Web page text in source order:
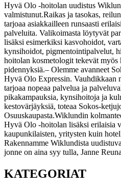
Hyvä Olo -hoitolan uudistus
valmistunut.Raikas ja tasokas,
tarjoaa asiakkailleen runsaasti
palveluita. Valikoimasta löytyvät
lisäksi esimerkiksi kasvohoidot,
kynsihoidot, pigmentointipalvelut,
hoitolan kosmetologit tekevät myös
pidennyksiä.– Olemme avanneet
Hyvä Olo Expressin. Vauhdikkaan
tarjoaa nopeaa palvelua ja
pikakampauksia, kynsihoitoja ja
kestovärjäyksiä, toteaa Sokos-
Osuuskaupasta.Wiklundin
Hyvä Olo -hoitolan lisäksi erilaisia
kaupunkilaisten, yritysten kuin
Rakennamme Wiklundista
jonne on aina syy tulla, Janne
KATEGORIAT